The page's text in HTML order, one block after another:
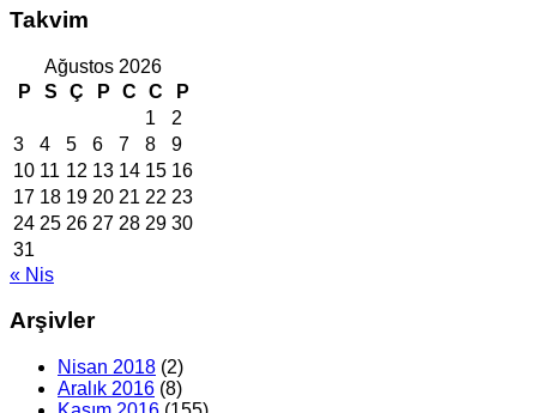
Takvim
Ağustos 2026
P
S Ç P C C
P
1
2
3
4 5 6 7 8
9
10 11 12 13 14 15 16
17 18 19 20 21 22 23
24 25 26 27 28 29 30
31
« Nis
Arşivler
Nisan 2018 (2)
Aralık 2016 (8)